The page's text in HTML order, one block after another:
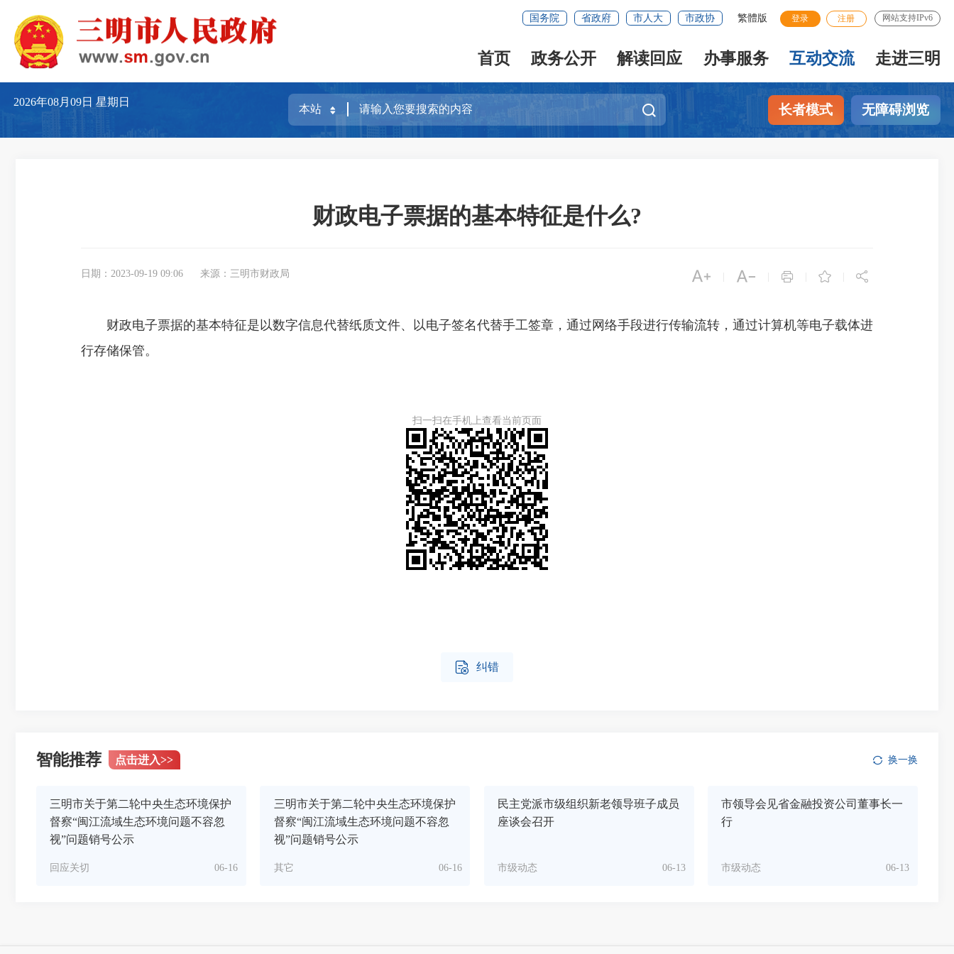
国务院 省政府 市人大 市政协 繁體版 登录 注册 网站支持IPv6
首页 政务公开 解读回应 办事服务 互动交流 走进三明
2026年08月09日星期日
长者模式 无障碍浏览
财政电子票据的基本特征是什么?
日期：2023-09-19 09:06 来源：三明市财政局     
财政电子票据的基本特征是以数字信息代替纸质文件、以电子签名代替手工签章，通过网络手段进行传输流转，通过计算机等电子载体进
行存储保管。
扫一扫在手机上查看当前页面
 纠错
智能推荐 点击进入>> 换一换
三明市关于第二轮中央生态环境保护
督察“闽江流域生态环境问题不容忽
视”问题销号公示
06-16
回应关切
三明市关于第二轮中央生态环境保护
督察“闽江流域生态环境问题不容忽
视”问题销号公示
06-16
其它
民主党派市级组织新老领导班子成员
座谈会召开
06-13
市级动态
市领导会见省金融投资公司董事长一
行
06-13
市级动态